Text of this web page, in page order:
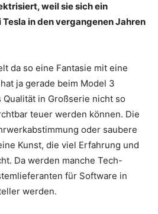
weil sie sich ein
in den vergangenen Jahren
da so eine Fantasie mit eine
ja gerade beim Model 3
in Großserie nicht so
teuer werden können. Die
oder saubere
Kunst, die viel Erfahrung und
Da werden manche Tech-
für Software in
werden.